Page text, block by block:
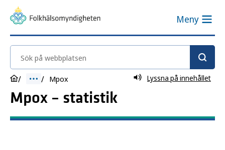
Meny
Sök på webbplatsen
Mpox Lyssna på innehållet
Mpox – statistik